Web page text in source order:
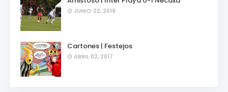
JUNIO 22, 2019
Cartones | Festejos
ABRIL 02, 2017